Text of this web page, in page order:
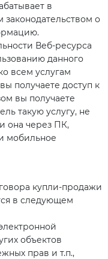
в
о
Веб-ресурса
данного
всем услугам
получаете доступ к
вы получаете
такую ​​услугу, не
она через ПК,
мобильное
купли-продажи
в следующем
объектов
прав и т.п.,